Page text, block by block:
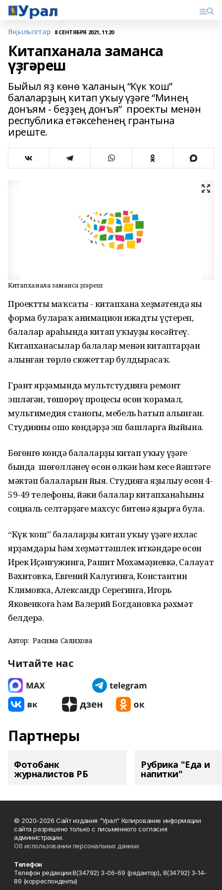
Яңылыҡтар 8 СЕНТЯБРЯ 2021, 11:20
Китапханала заманса
үҙгәреш
Быйыл яҙ көнө ҡаланың “Күк ҡош”
балаларҙың китап уҡыу үҙәге “Минең
донъям - беҙҙең донъя” проекты менән
республика етәксеһенең грантына
иреште.
Китапханала заманса үҙгәреш
Проекттың маҡсаты - китапхана хеҙмәтендә яңы
форма булараҡ анимацион ижадты үҫтереп,
балалар араһында китап уҡыуҙы көсәйтеү.
Китапханасылар балалар менән китаптарҙан
алынған төрлө сюжеттар булдырасаҡ.
Грант ярҙамында мультстудияға ремонт
эшләгән, төшөрөү процесы өсөн ҡорамал,
мультимедия станогы, мебель һатып алынған.
Студияны ошо көндәрҙә эш башларға йыйына.
Бөгөнгө көндә балаларҙың китап уҡыу үҙәге
бында шөғөлләнеү өсөн өлкән һәм кесе йәштәге
мәктәп балаларын йыя. Студияға яҙылыу өсөн 4-
59-49 телефоны, йәки балалар китапханаһының
социаль селтәрҙәге махсус битенә яҙырға була.
“Күк ҡош” балаларҙың китап уҡыу үҙәге ихлас
ярҙамдары һәм хеҙмәттәшлек иткәндәре өсөн
Ирек Иҫәнғужинға, Рашит Мөхәмәҙиевкә, Салауат
Вәхитовҡа, Евгений Калугинға, Константин
Климовҡа, Александр Серегинға, Игорь
Яковенкоға һәм Валерий Богдановҡа рәхмәт
белдерә.
Автор: Расима Салихова
Читайте нас
Партнеры
Фотобанк
журналистов РБ
Рубрика "Еда и
напитки"
© 2020-2026 Сайт издания "Урал" Копирование информации
сайта разрешено только с письменного согласия
администрации.
Об использовании персональных данных
Телефон
Телефон редакции:8(34792) 3-06-69 (редактор), 8(34792) 3-14-
89 (корреспонденты)